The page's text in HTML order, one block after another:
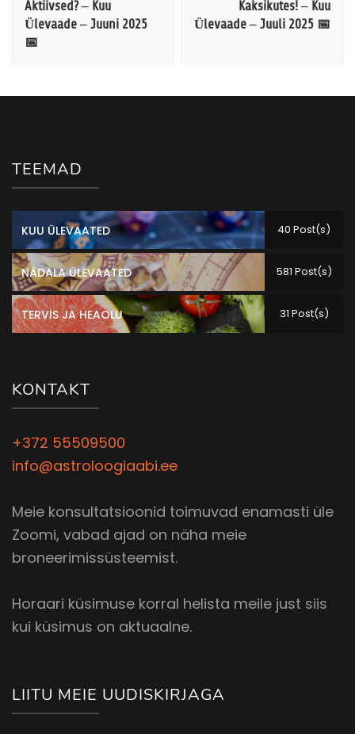
Aktiivsed? – Kuu
Ülevaade – Juuni 2025
📅
Kaksikutes! – Kuu
Ülevaade – Juuli 2025 📅
TEEMAD
KUU ÜLEVAATED 40 Post(s)
NÄDALA ÜLEVAATED 581 Post(s)
TERVIS JA HEAOLU 31 Post(s)
KONTAKT
+372 55509500
info@astroloogiaabi.ee
Meie konsultatsioonid toimuvad enamasti üle
Zoomi, vabad ajad on näha meie
broneerimissüsteemist.
Horaari küsimuse korral helista meile just siis
kui küsimus on aktuaalne.
LIITU MEIE UUDISKIRJAGA